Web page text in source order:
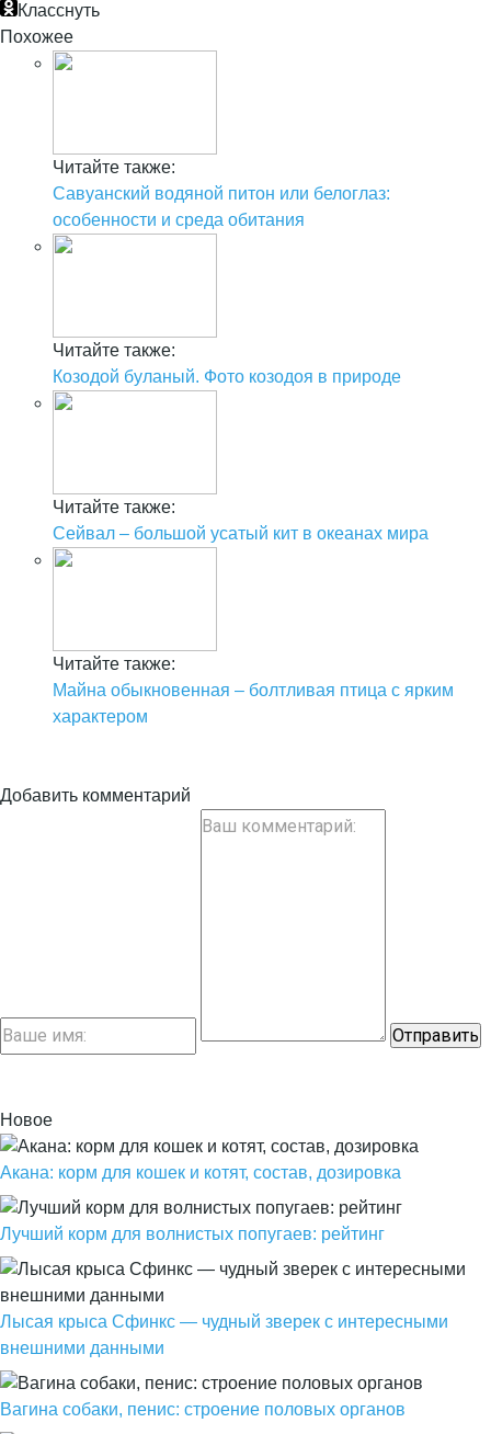
Класснуть
Похожее
Читайте также:
Савуанский водяной питон или белоглаз:
особенности и среда обитания
Читайте также:
Козодой буланый. Фото козодоя в природе
Читайте также:
Сейвал – большой усатый кит в океанах мира
Читайте также:
Майна обыкновенная – болтливая птица с ярким
характером
Добавить комментарий
Новое
Акана: корм для кошек и котят, состав, дозировка
Лучший корм для волнистых попугаев: рейтинг
Лысая крыса Сфинкс — чудный зверек с интересными
внешними данными
Вагина собаки, пенис: строение половых органов